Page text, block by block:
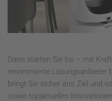
Dann starten Sie los – mit
renommierte Lösungsanbieter
bringt Sie sicher ans Ziel und
sowie topaktuellen